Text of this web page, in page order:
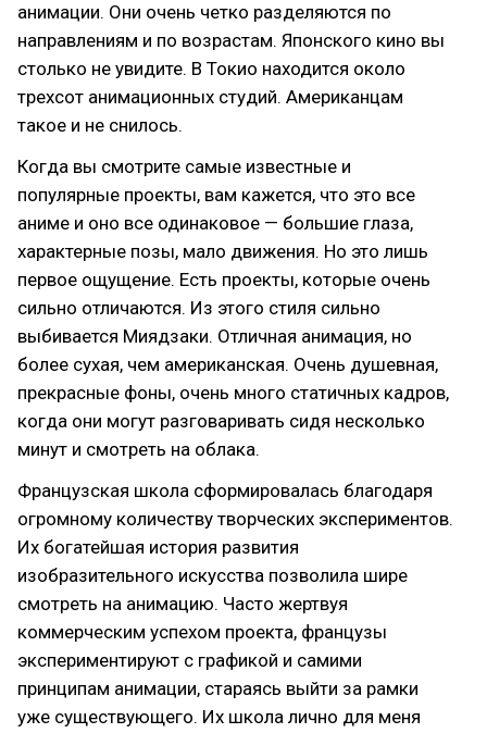
анимации. Они очень четко разделяются по
направлениям и по возрастам. Японского кино вы
столько не увидите. В Токио находится около
трехсот анимационных студий. Американцам
такое и не снилось.
Когда вы смотрите самые известные и
популярные проекты, вам кажется, что это все
аниме и оно все одинаковое — большие глаза,
характерные позы, мало движения. Но это лишь
первое ощущение. Есть проекты, которые очень
сильно отличаются. Из этого стиля сильно
выбивается Миядзаки. Отличная анимация, но
более сухая, чем американская. Очень душевная,
прекрасные фоны, очень много статичных кадров,
когда они могут разговаривать сидя несколько
минут и смотреть на облака.
Французская школа сформировалась благодаря
огромному количеству творческих экспериментов.
Их богатейшая история развития
изобразительного искусства позволила шире
смотреть на анимацию. Часто жертвуя
коммерческим успехом проекта, французы
экспериментируют с графикой и самими
принципам анимации, стараясь выйти за рамки
уже существующего. Их школа лично для меня